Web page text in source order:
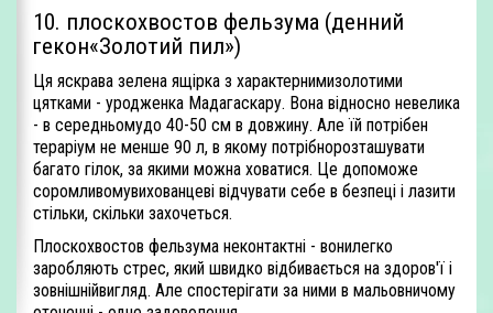
10. плоскохвостов фельзума (денний
гекон«Золотий пил»)
Ця яскрава зелена ящірка з характернимизолотими
цятками - уродженка Мадагаскару. Вона відносно невелика
- в середньомудо 40-50 см в довжину. Але їй потрібен
тераріум не менше 90 л, в якому потрібнорозташувати
багато гілок, за якими можна ховатися. Це допоможе
соромливомувихованцеві відчувати себе в безпеці і лазити
стільки, скільки захочеться.
Плоскохвостов фельзума неконтактні - вонилегко
заробляють стрес, який швидко відбивається на здоров'ї і
зовнішнійвигляд. Але спостерігати за ними в мальовничому